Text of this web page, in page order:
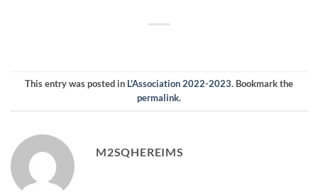
This entry was posted in L'Association 2022-2023. Bookmark the
permalink.
M2SQHEREIMS